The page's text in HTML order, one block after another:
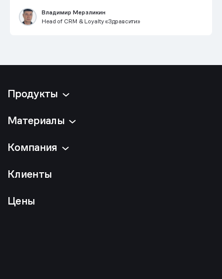
Владимир Мерзликин
Head of CRM & Loyalty «Здравсити»
Продукты
Материалы
Компания
Клиенты
Цены